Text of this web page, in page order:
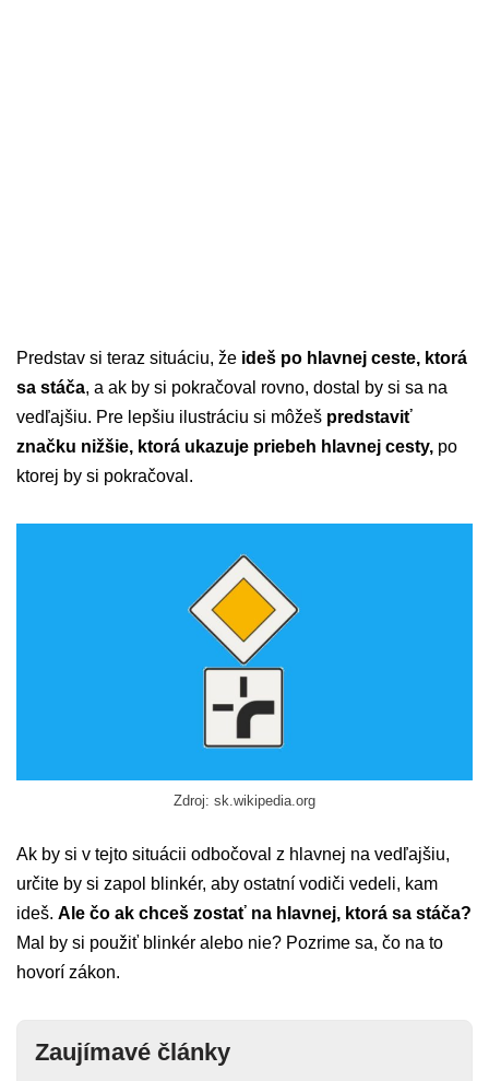
Predstav si teraz situáciu, že ideš po hlavnej ceste, ktorá
sa stáča, a ak by si pokračoval rovno, dostal by si sa na
vedľajšiu. Pre lepšiu ilustráciu si môžeš predstaviť
značku nižšie, ktorá ukazuje priebeh hlavnej cesty, po
ktorej by si pokračoval.
Zdroj: sk.wikipedia.org
Ak by si v tejto situácii odbočoval z hlavnej na vedľajšiu,
určite by si zapol blinkér, aby ostatní vodiči vedeli, kam
ideš. Ale čo ak chceš zostať na hlavnej, ktorá sa stáča?
Mal by si použiť blinkér alebo nie? Pozrime sa, čo na to
hovorí zákon.
Zaujímavé články